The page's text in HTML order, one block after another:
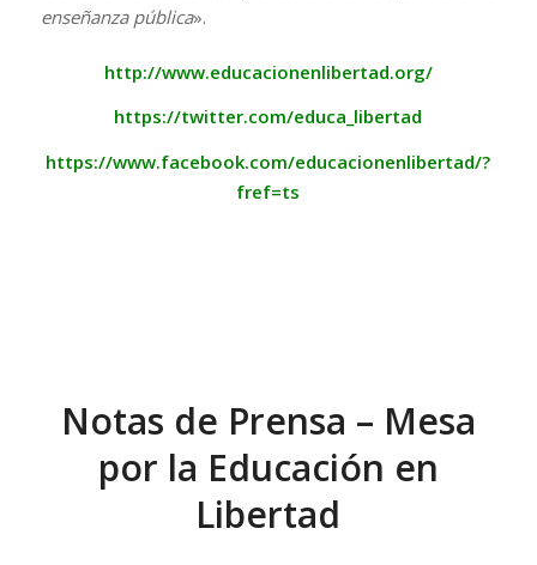
enseñanza pública».
http://www.educacionenlibertad.org/
https://twitter.com/educa_libertad
https://www.facebook.com/educacionenlibertad/?
fref=ts
Notas de Prensa – Mesa
por la Educación en
Libertad